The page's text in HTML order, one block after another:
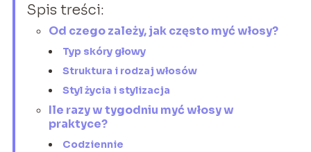
Spis treści:
Od czego zależy, jak często myć włosy?
Typ skóry głowy
Struktura i rodzaj włosów
Styl życia i stylizacja
Ile razy w tygodniu myć włosy w
praktyce?
Codziennie